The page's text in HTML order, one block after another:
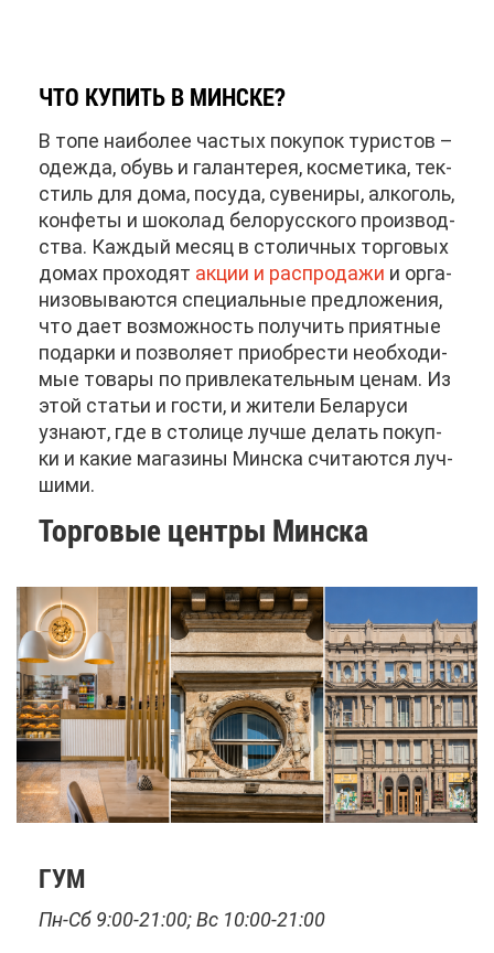
ЧТО КУ­ПИТЬ В МИН­СКЕ?
В то­пе наи­бо­лее ча­стых по­ку­пок ту­ри­стов –
одеж­да, обувь и га­лан­те­рея, кос­ме­ти­ка, тек­
стиль для до­ма, по­су­да, су­ве­ни­ры, ал­ко­голь,
кон­фе­ты и шо­ко­лад бе­ло­рус­ско­го про­из­вод­
ства. Каж­дый ме­сяц в сто­лич­ных тор­го­вых
до­мах про­хо­дят ак­ции и рас­про­да­жи и ор­га­
ни­зо­вы­ва­ют­ся спе­ци­аль­ные пред­ло­же­ния,
что да­ет воз­мож­ность по­лу­чить при­ят­ные
по­дар­ки и поз­во­ля­ет при­об­ре­сти необ­хо­ди­
мые то­ва­ры по при­вле­ка­тель­ным це­нам. Из
этой ста­тьи и го­сти, и жи­те­ли Бе­ла­ру­си
узна­ют, где в сто­ли­це луч­ше де­лать по­куп­
ки и ка­кие ма­га­зи­ны Мин­ска счи­та­ют­ся луч­
ши­ми.
Тор­го­вые цен­тры Мин­ска
ГУМ
Пн-Сб 9:00-21:00; Вс 10:00-21:00